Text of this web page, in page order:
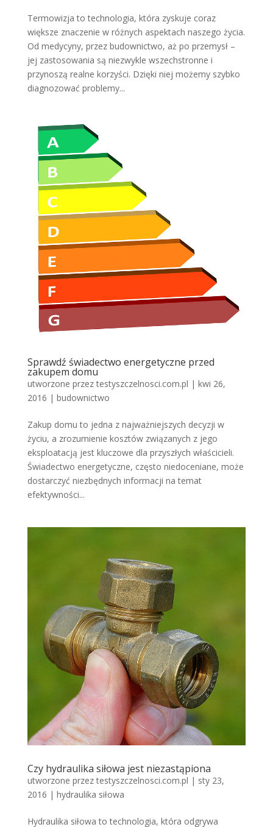
Termowizja to technologia, która zyskuje coraz
większe znaczenie w różnych aspektach naszego życia.
Od medycyny, przez budownictwo, aż po przemysł –
jej zastosowania są niezwykle wszechstronne i
przynoszą realne korzyści. Dzięki niej możemy szybko
diagnozować problemy...
Sprawdź świadectwo energetyczne przed
zakupem domu
utworzone przeztestyszczelnosci.com.pl | kwi 26,
2016 | budownictwo
Zakup domu to jedna z najważniejszych decyzji w
życiu, a zrozumienie kosztów związanych z jego
eksploatacją jest kluczowe dla przyszłych właścicieli.
Świadectwo energetyczne, często niedoceniane, może
dostarczyć niezbędnych informacji na temat
efektywności...
Czy hydraulika siłowa jest niezastąpiona
utworzone przeztestyszczelnosci.com.pl | sty 23,
2016 | hydraulika siłowa
Hydraulika siłowa to technologia, która odgrywa